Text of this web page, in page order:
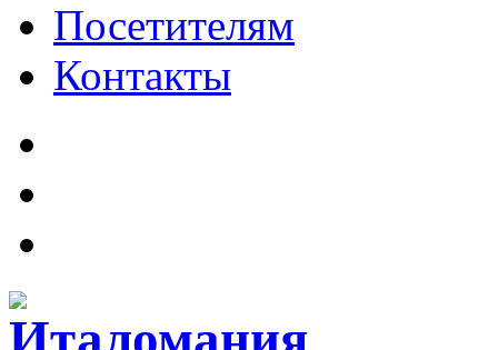
Посетителям
Контакты